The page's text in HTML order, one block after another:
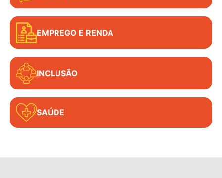
EMPREGO E RENDA
INCLUSÃO
SAÚDE